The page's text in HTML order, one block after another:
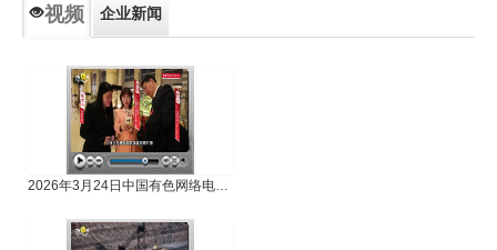
视频 企业新闻
2026年3月24日中国有色网络电视新闻